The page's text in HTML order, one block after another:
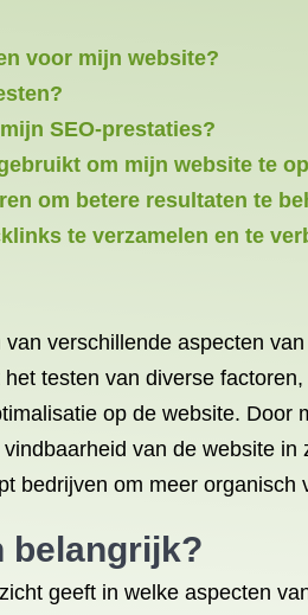
voor mijn website?
SEO-prestaties?
om mijn website te
om betere resultaten te
te verzamelen en te
verschillende aspecten
testen van diverse
op de website.
van de website
bedrijven om meer
belangrijk?
geeft in welke aspecten